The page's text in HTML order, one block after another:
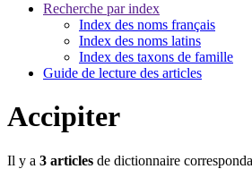
Recherche par index
Index des noms français
Index des noms latins
Index des taxons de famille
Guide de lecture des articles
Accipiter
Il y a 3 articles de dictionnaire